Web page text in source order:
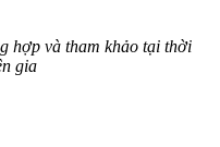
hợp và tham khảo tại thời
gia